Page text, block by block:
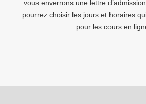
vous enverrons une lettre
pourrez choisir les jours et horaires
pour les cours en